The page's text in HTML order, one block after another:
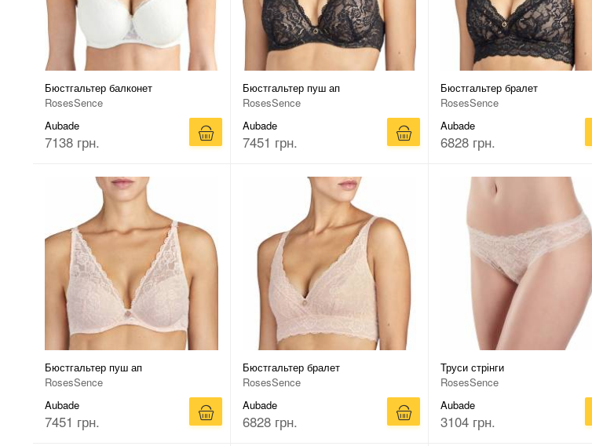
Бюстгальтер балконет
RosesSence
Aubade
7138 грн.
Бюстгальтер пуш ап
RosesSence
Aubade
7451 грн.
Бюстгальтер бралет
RosesSence
Aubade
6828 грн.
Бюстгальтер пуш ап
RosesSence
Aubade
7451 грн.
Бюстгальтер бралет
RosesSence
Aubade
6828 грн.
Труси стрінги
RosesSence
Aubade
3104 грн.